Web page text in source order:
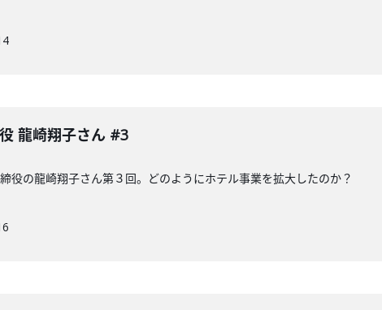
龍崎翔子さん #3
役の龍崎翔子さん第３回。どのようにホテル事業を拡大したのか？